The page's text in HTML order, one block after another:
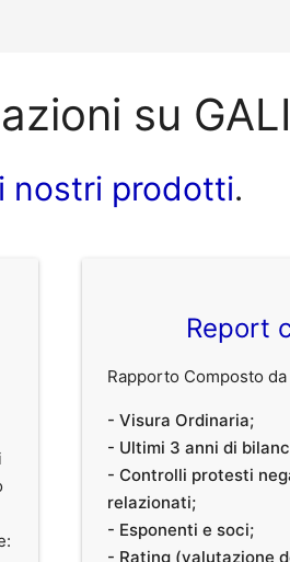
su
i nostri prodotti.
Report
Rapporto Composto
- Visura Ordinaria;
- Ultimi 3 anni di
- Controlli protesti
relazionati;
- Esponenti e soci;
- Rating (valutazione